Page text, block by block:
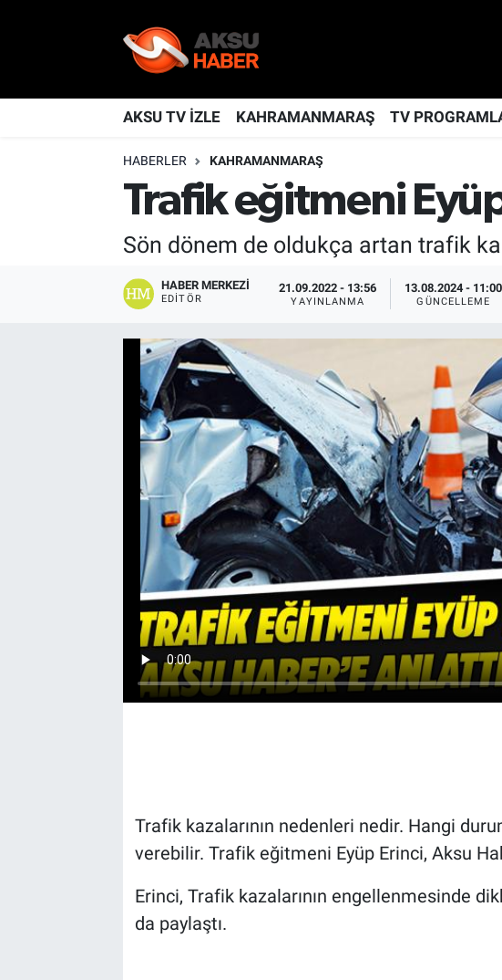
AKSU TV İZLE KAHRAMANMARAŞ TV
HABERLER KAHRAMANMARAŞ
Trafik eğitmeni
Sön dönem de oldukça artan trafik
HABER MERKEZI
EDITÖR
21.09.2022 - 13:56
YAYINLANMA
13.08.2024 - 11:00
GÜNCELLEME
Trafik kazalarının nedenleri nedir. Hangi
verebilir. Trafik eğitmeni Eyüp Erinci, Aksu
Erinci, Trafik kazalarının engellenmesinde
da paylaştı.
KAHRAMANMARAŞ
KÜLTÜR-SANAT
Nöbetçi Eczaneler
Hava Durumu
Kahramanmaraş Namaz Vakitleri
TFF 2.Lig Kırmızı Grup Puan Durumu ve Fikstür
Tüm Manşetler
Son Dakika Haberleri